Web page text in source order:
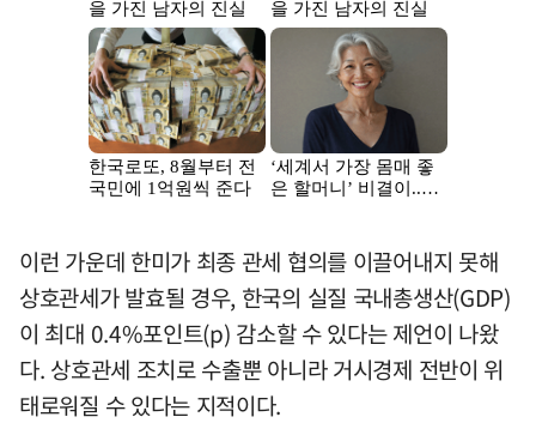
이런 가운데 한미가 최종 관세 협의를 이끌어내지 못해
상호관세가 발효될 경우, 한국의 실질 국내총생산(GDP)
이 최대 0.4%포인트(p) 감소할 수 있다는 제언이 나왔
다. 상호관세 조치로 수출뿐 아니라 거시경제 전반이 위
태로워질 수 있다는 지적이다.